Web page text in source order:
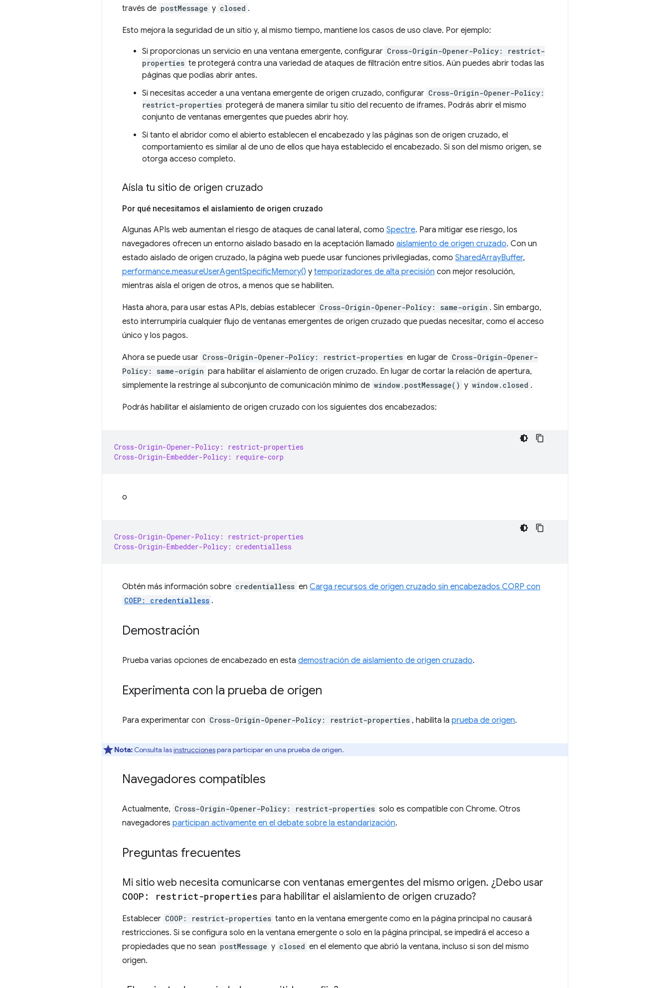
través de postMessage y closed .
Esto mejora la seguridad de un sitio y, al mismo tiempo, mantiene los casos de uso clave. Por ejemplo:
Si proporcionas un servicio en una ventana emergente, configurar Cross-Origin-Opener-Policy: restrict-
properties te protegerá contra una variedad de ataques de filtración entre sitios. Aún puedes abrir todas las
páginas que podías abrir antes.
Si necesitas acceder a una ventana emergente de origen cruzado, configurar Cross-Origin-Opener-Policy:
restrict-properties protegerá de manera similar tu sitio del recuento de iframes. Podrás abrir el mismo
conjunto de ventanas emergentes que puedes abrir hoy.
Si tanto el abridor como el abierto establecen el encabezado y las páginas son de origen cruzado, el
comportamiento es similar al de uno de ellos que haya establecido el encabezado. Si son del mismo origen, se
otorga acceso completo.
Aísla tu sitio de origen cruzado
Por qué necesitamos el aislamiento de origen cruzado
Algunas APIs web aumentan el riesgo de ataques de canal lateral, como Spectre. Para mitigar ese riesgo, los
navegadores ofrecen un entorno aislado basado en la aceptación llamado aislamiento de origen cruzado. Con un
estado aislado de origen cruzado, la página web puede usar funciones privilegiadas, como SharedArrayBuffer,
performance.measureUserAgentSpecificMemory() y temporizadores de alta precisión con mejor resolución,
mientras aísla el origen de otros, a menos que se habiliten.
Hasta ahora, para usar estas APIs, debías establecer Cross-Origin-Opener-Policy: same-origin . Sin embargo,
esto interrumpiría cualquier flujo de ventanas emergentes de origen cruzado que puedas necesitar, como el acceso
único y los pagos.
Ahora se puede usar Cross-Origin-Opener-Policy: restrict-properties en lugar de Cross-Origin-Opener-
Policy: same-origin para habilitar el aislamiento de origen cruzado. En lugar de cortar la relación de apertura,
simplemente la restringe al subconjunto de comunicación mínimo de window.postMessage() y window.closed .
Podrás habilitar el aislamiento de origen cruzado con los siguientes dos encabezados:
Cross-Origin-Opener-Policy: restrict-properties
Cross-Origin-Embedder-Policy: require-corp
o
Cross-Origin-Opener-Policy: restrict-properties
Cross-Origin-Embedder-Policy: credentialless
Obtén más información sobre credentialless en Carga recursos de origen cruzado sin encabezados CORP con
COEP: credentialless .
Demostración
Prueba varias opciones de encabezado en esta demostración de aislamiento de origen cruzado.
Experimenta con la prueba de origen
Para experimentar con Cross-Origin-Opener-Policy: restrict-properties , habilita la prueba de origen.
Nota: Consulta lasinstruccionespara participar en una prueba de origen.
Navegadores compatibles
Actualmente, Cross-Origin-Opener-Policy: restrict-properties solo es compatible con Chrome. Otros
navegadores participan activamente en el debate sobre la estandarización.
Preguntas frecuentes
Mi sitio web necesita comunicarse con ventanas emergentes del mismo origen. ¿Debo usar
COOP: restrict-properties para habilitar el aislamiento de origen cruzado?
Establecer COOP: restrict-properties tanto en la ventana emergente como en la página principal no causará
restricciones. Si se configura solo en la ventana emergente o solo en la página principal, se impedirá el acceso a
propiedades que no sean postMessage y closed en el elemento que abrió la ventana, incluso si son del mismo
origen.